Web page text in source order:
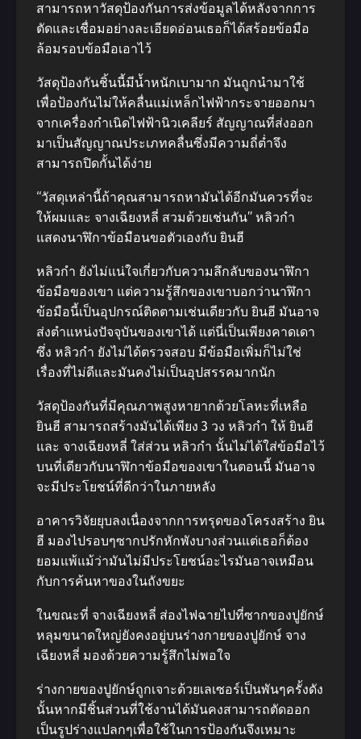
สามารถหาวัสดุป้องกันการส่งข้อมูลได้หลังจากการ
ตัดและเชื่อมอย่างละเอียดอ่อนเธอก็ได้สร้อยข้อมือ
ล้อมรอบข้อมือเอาไว้
วัสดุป้องกันชิ้นนี้มีน้ำหนักเบามาก มันถูกนำมาใช้
เพื่อป้องกันไม่ให้คลื่นแม่เหล็กไฟฟ้ากระจายออกมา
จากเครื่องกำเนิดไฟฟ้านิวเคลียร์ สัญญาณที่ส่งออก
มาเป็นสัญญาณประเภทคลื่นซึ่งมีความถี่ต่ำจึง
สามารถปิดกั้นได้ง่าย
“วัสดุเหล่านี้ถ้าคุณสามารถหามันได้อีกมันควรที่จะ
ให้ผมและ จางเฉียงหลี่ สวมด้วยเช่นกัน” หลิวกำ
แสดงนาฬิกาข้อมือนขอตัวเองกับ ยินฮี
หลิวกำ ยังไม่แน่ใจเกี่ยวกับความลึกลับของนาฬิกา
ข้อมือของเขา แต่ความรู้สึกของเขาบอกว่านาฬิกา
ข้อมือนี้เป็นอุปกรณ์ติดตามเช่นเดียวกับ ยินฮี มันอาจ
ส่งตำแหน่งปัจจุบันของเขาได้ แต่นี่เป็นเพียงคาดเดา
ซึ่ง หลิวกำ ยังไม่ได้ตรวจสอบ มีข้อมือเพิ่มก็ไม่ใช่
เรื่องที่ไม่ดีและมันคงไม่เป็นอุปสรรคมากนัก
วัสดุป้องกันที่มีคุณภาพสูงหายากด้วยโลหะที่เหลือ
ยินฮี สามารถสร้างมันได้เพียง 3 วง หลิวกำ ให้ ยินฮี
และ จางเฉียงหลี่ ใส่ส่วน หลิวกำ นั้นไม่ได้ใส่ข้อมือไว้
บนที่เดียวกับนาฬิกาข้อมือของเขาในตอนนี้ มันอาจ
จะมีประโยชน์ที่ดีกว่าในภายหลัง
อาคารวิจัยยุบลงเนื่องจากการทรุดของโครงสร้าง ยิน
ฮี มองไปรอบๆซากปรักหักพังบางส่วนแต่เธอก็ต้อง
ยอมแพ้แม้ว่ามันไม่มีประโยชน์อะไรมันอาจเหมือน
กับการค้นหาของในถังขยะ
ในขณะที่ จางเฉียงหลี่ ส่องไฟฉายไปที่ซากของปูยักษ์
หลุมขนาดใหญ่ยังคงอยู่บนร่างกายของปูยักษ์ จาง
เฉียงหลี่ มองด้วยความรู้สึกไม่พอใจ
ร่างกายของปูยักษ์ถูกเจาะด้วยเลเซอร์เป็นพันๆครั้งดัง
นั้นหากมีชิ้นส่วนที่ใช้งานได้มันคงสามารถตัดออก
เป็นรูปร่างแปลกๆเพื่อใช้ในการป้องกันจึงเหมาะ